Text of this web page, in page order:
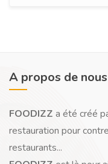
A propos de nous
FOODIZZ a été créé
restauration pour
restaurants...